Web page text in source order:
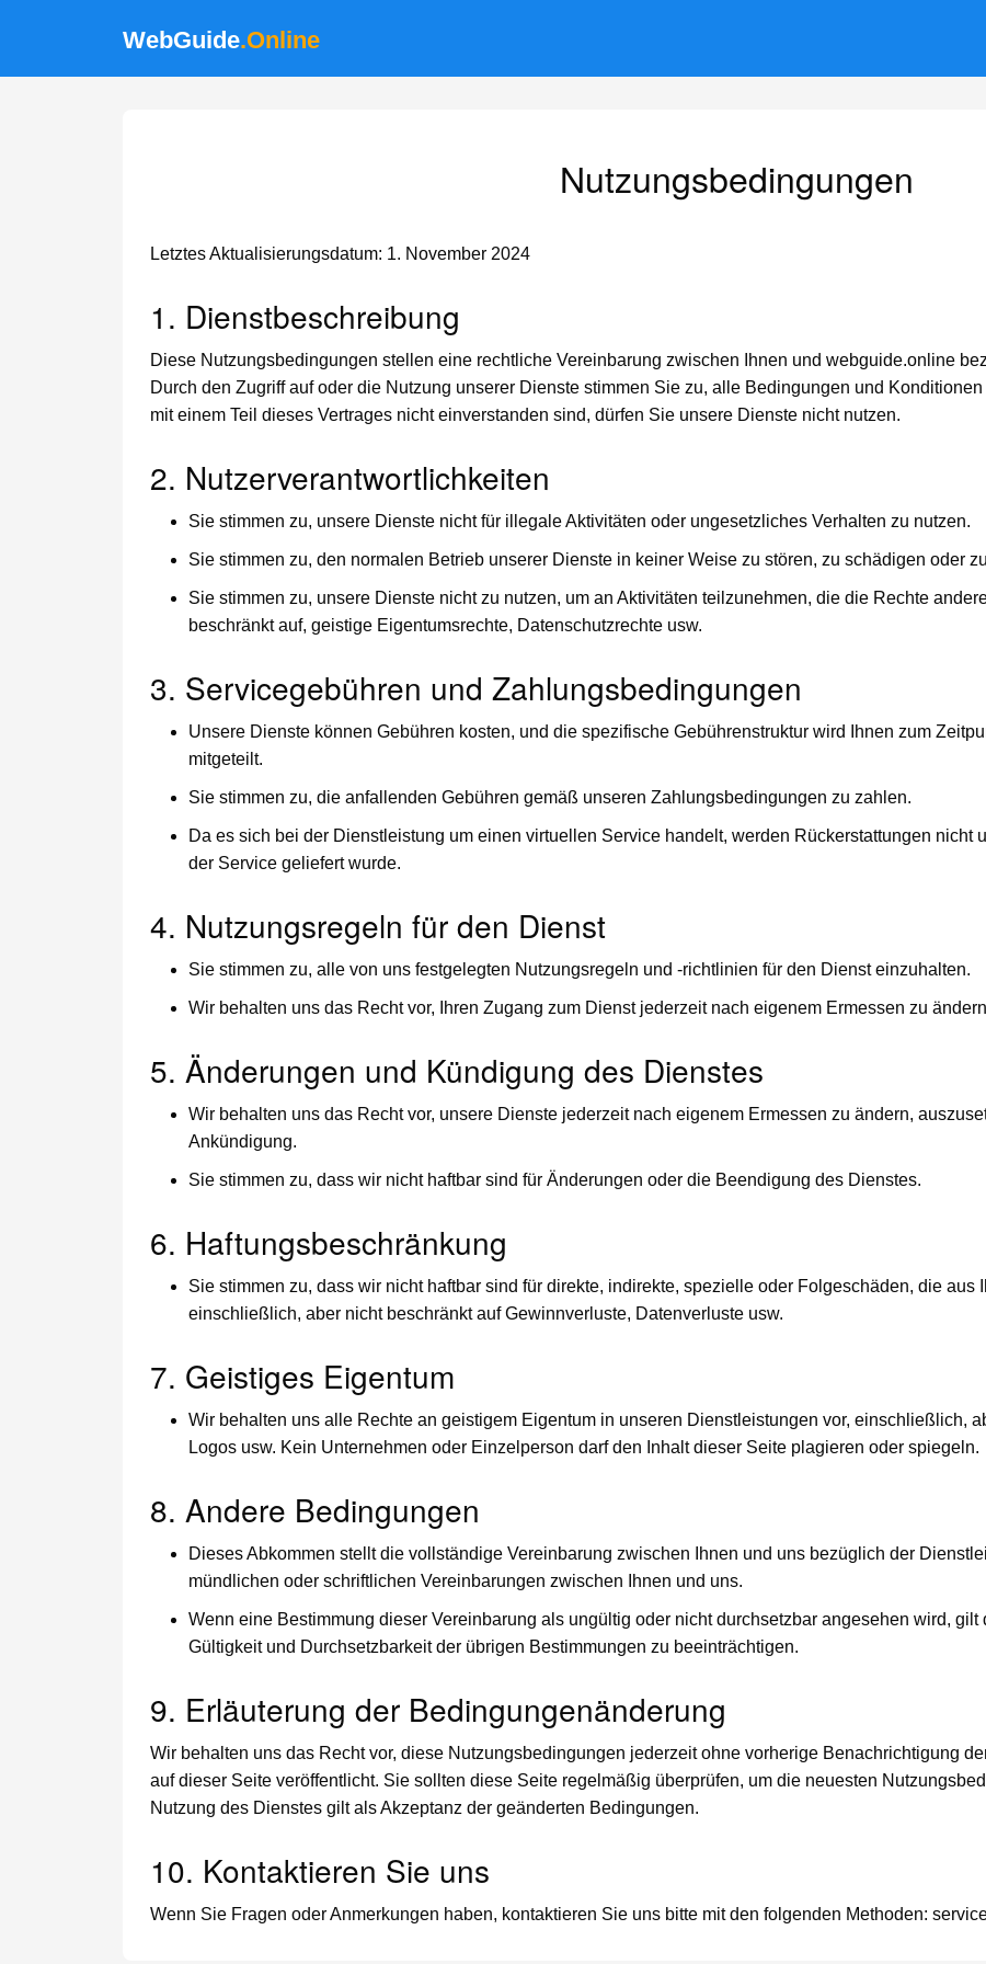
WebGuide.Online
Nutzungsbedingungen
Letztes Aktualisierungsdatum: 1. November 2024
1. Dienstbeschreibung
Diese Nutzungsbedingungen stellen eine rechtliche Vereinbarung zwischen Ihnen und webguide.online
Durch den Zugriff auf oder die Nutzung unserer Dienste stimmen Sie zu, alle Bedingungen und
mit einem Teil dieses Vertrages nicht einverstanden sind, dürfen Sie unsere Dienste nicht nutzen.
2. Nutzerverantwortlichkeiten
Sie stimmen zu, unsere Dienste nicht für illegale Aktivitäten oder ungesetzliches Verhalten zu nutzen.
Sie stimmen zu, den normalen Betrieb unserer Dienste in keiner Weise zu stören, zu schädigen oder
Sie stimmen zu, unsere Dienste nicht zu nutzen, um an Aktivitäten teilzunehmen, die die Rechte
beschränkt auf, geistige Eigentumsrechte, Datenschutzrechte usw.
3. Servicegebühren und Zahlungsbedingungen
Unsere Dienste können Gebühren kosten, und die spezifische Gebührenstruktur wird Ihnen zum
mitgeteilt.
Sie stimmen zu, die anfallenden Gebühren gemäß unseren Zahlungsbedingungen zu zahlen.
Da es sich bei der Dienstleistung um einen virtuellen Service handelt, werden Rückerstattungen nicht
der Service geliefert wurde.
4. Nutzungsregeln für den Dienst
Sie stimmen zu, alle von uns festgelegten Nutzungsregeln und -richtlinien für den Dienst einzuhalten.
Wir behalten uns das Recht vor, Ihren Zugang zum Dienst jederzeit nach eigenem Ermessen zu
5. Änderungen und Kündigung des Dienstes
Wir behalten uns das Recht vor, unsere Dienste jederzeit nach eigenem Ermessen zu ändern,
Ankündigung.
Sie stimmen zu, dass wir nicht haftbar sind für Änderungen oder die Beendigung des Dienstes.
6. Haftungsbeschränkung
Sie stimmen zu, dass wir nicht haftbar sind für direkte, indirekte, spezielle oder Folgeschäden, die aus
einschließlich, aber nicht beschränkt auf Gewinnverluste, Datenverluste usw.
7. Geistiges Eigentum
Wir behalten uns alle Rechte an geistigem Eigentum in unseren Dienstleistungen vor, einschließlich,
Logos usw. Kein Unternehmen oder Einzelperson darf den Inhalt dieser Seite plagieren oder spiegeln.
8. Andere Bedingungen
Dieses Abkommen stellt die vollständige Vereinbarung zwischen Ihnen und uns bezüglich der
mündlichen oder schriftlichen Vereinbarungen zwischen Ihnen und uns.
Wenn eine Bestimmung dieser Vereinbarung als ungültig oder nicht durchsetzbar angesehen wird,
Gültigkeit und Durchsetzbarkeit der übrigen Bestimmungen zu beeinträchtigen.
9. Erläuterung der Bedingungenänderung
Wir behalten uns das Recht vor, diese Nutzungsbedingungen jederzeit ohne vorherige Benachrichtigung
auf dieser Seite veröffentlicht. Sie sollten diese Seite regelmäßig überprüfen, um die neuesten
Nutzung des Dienstes gilt als Akzeptanz der geänderten Bedingungen.
10. Kontaktieren Sie uns
Wenn Sie Fragen oder Anmerkungen haben, kontaktieren Sie uns bitte mit den folgenden Methoden: